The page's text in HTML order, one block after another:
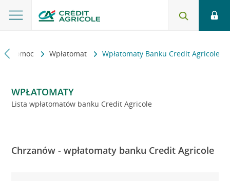
i pomoc Wpłatomat Wpłatomaty Banku Credit Agricole
WPŁATOMATY
Lista wpłatomatów banku Credit Agricole
Chrzanów - wpłatomaty banku Credit Agricole